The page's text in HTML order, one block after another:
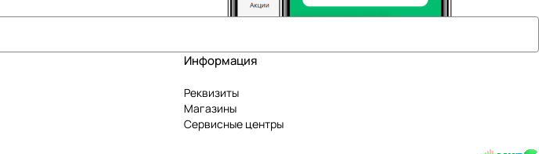
Информация
Реквизиты
Магазины
Сервисные центры